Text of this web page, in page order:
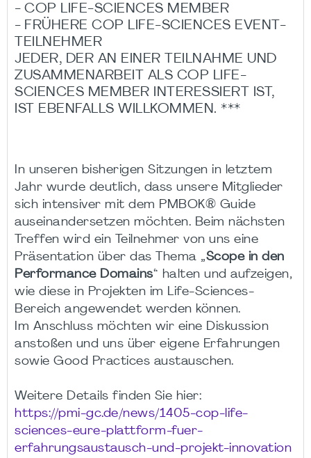
- COP LIFE-SCIENCES MEMBER
- FRÜHERE COP LIFE-SCIENCES EVENT-
TEILNEHMER
JEDER, DER AN EINER TEILNAHME UND
ZUSAMMENARBEIT ALS COP LIFE-
SCIENCES MEMBER INTERESSIERT IST,
IST EBENFALLS WILLKOMMEN. ***
In unseren bisherigen Sitzungen in letztem
Jahr wurde deutlich, dass unsere Mitglieder
sich intensiver mit dem PMBOK® Guide
auseinandersetzen möchten. Beim nächsten
Treffen wird ein Teilnehmer von uns eine
Präsentation über das Thema „Scope in den
Performance Domains“ halten und aufzeigen,
wie diese in Projekten im Life-Sciences-
Bereich angewendet werden können.
Im Anschluss möchten wir eine Diskussion
anstoßen und uns über eigene Erfahrungen
sowie Good Practices austauschen.
Weitere Details finden Sie hier:
https://pmi-gc.de/news/1405-cop-life-
sciences-eure-plattform-fuer-
erfahrungsaustausch-und-projekt-innovation